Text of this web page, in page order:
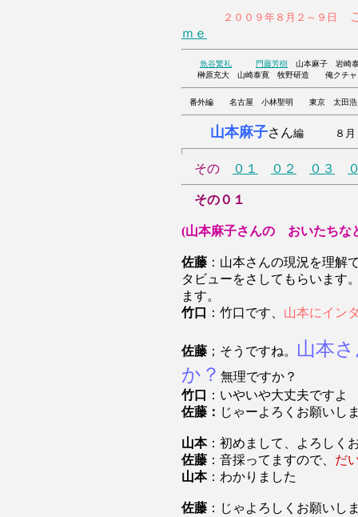
２００９年８月２～９日
ｍｅ
魚谷繁礼 門藤芳樹 山本麻子 岩崎
榊原充大 山崎泰寛 牧野研造 俺
番外編 名古屋 小林聖明 東京 太田浩
山本麻子さん編 ８月０
その ０１ ０２ ０３
その０１
(山本麻子さんの おいたちな
佐藤 ：山本さんの現況を理解
タビューをさしてもらいます
ます。
竹口
：竹口です、 山本にイン
佐藤 ；そうですね。
山本
か？ 無理ですか？
竹口
：いやいや大丈夫ですよ
佐藤： じゃーよろくお願いし
山本：初めまして、よろしく
佐藤 ：音採ってますので、 だ
山本：わかりました
佐藤 ：じゃよろしくお願いし